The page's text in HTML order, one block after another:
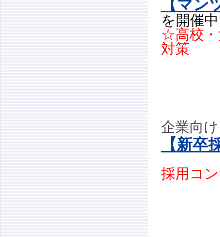
【マ
を開催中
☆高校・
対策
企業向け
【新卒
採用コ